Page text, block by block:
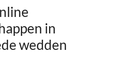
in
wedden